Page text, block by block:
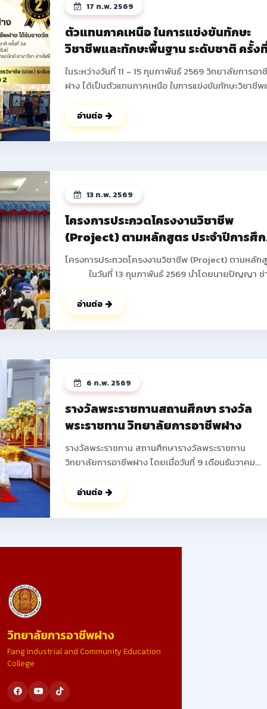
คณะผู้บริหารยังได้ร่วมบันทึกภาพกับนักเรียน นักศึกษา
ผู้ปกครองเป็นที่ระลึก ดูรูปกิจกรรมเพิ่ม
เติม >> https://drive.google.com/drive/folders/
usp=drive_link ดูรูปกิจกรรมเพิ่มเติม
>> https://photos.app.goo.gl/
17 ก.พ. 2569
ตัวแทนภาคเหนือ ในการแข่งขันทักษะ
วิชาชีพและทักษะพื้นฐาน ระดับชาติ ครั้ง
34 ประจำปีการศึกษา 2568
ในระหว่างวันที่ 11 - 15 กุมภาพันธ์ 2569 วิทยาลัยการอา
ฝาง ได้เป็นตัวแทนภาคเหนือ ในการแข่งขันทักษะวิชาชีพ
ณ จังหวัดบุรีรัมย์ โดยได้รับรางวัลกลับมาสู่รั้ววิทยาลัย
อาชีพฝาง ดังนี้ 1.ทักษะการติดตั้งไฟฟ้าและควบคุมไฟฟ้า
ระดับประกาศนียบัตรวิชาชีพ (ปวช.) ระดับชาติ ได้รับรางวัล
นายอดิศร ฐิติธรรมรัตน์ 2.ทักษะงานฝึกฝีมือเชิงสร้างสรรค์
ระดับประกาศนียบัตรวิชาชีพ (ปวช.) ระดับชาติ ได้รับรางวัล
รองชนะเลิศ อันดับ 3 มาตรฐานระดับเหรียญทองแดง นาย
ปอนด์ ปากน้อย นักเรียน ชั้น ปวช.1 สาขาวิชาช่างยนต์ ครูผู้
ควบคุม นายสงกรานต์ คำดา ดูรูปภาพเพิมเติม
>> https://www.facebook.com/share/p/
อ่านต่อ
13 ก.พ. 2569
โครงการประกวดโครงงานวิชาชีพ
(Project) ตามหลักสูตร ประจำปีการศึ
2568
โครงการประกวดโครงงานวิชาชีพ (Project) ตามหลัก
ในวันที่ 13 กุมภาพันธ์ 2569 นำโดยนายปัญญา ช่
บริหาร คณะครูทุกท่านได้ดำเนินการจัดกิจกรรมโครงกา
ประกวดโครงงานวิชาชีพ (Project) ตามหลักสูตร ภาค
เรียนที่ 2 ประจำปีการศึกษา 2568 เพื่อให้นักเรียน นักศึ
ถึงการสร้างรายได้ระหว่างเรียน เตรียมความพร้อมสู่อ
จริง ส่งเสริมให้นักเรียน นักศึกษาสามารถสร้างผลิตภั
หรือบริการที่จำหน่ายได้จริง ช่วยลดภาระครอบครัว พั
ทักษะการนำเสนอและฝึกการนำเสนอผลงานสู่สาธารณ
ดูรูปภาพเพิ่มเติม ->>
: https://www.facebook.com/photo?
อ่านต่อ
6 ก.พ. 2569
รางวัลพระราชทานสถานศึกษา รางวัล
พระราชทาน วิทยาลัยการอาชีพฝาง
รางวัลพระราชทาน สถานศึกษารางวัลพระราชทาน
วิทยาลัยการอาชีพฝาง โดยเมื่อวันที่ 9 เดือนธันวาคม
การวิทยาลัยการอาชีพฝาง ผู้แทนสถานศึกษา เข้ารับ
พระราชทานรางวัล จากพลเอก ดาว์พงษ์ รัตนสุวรรณ
องคมนตรี ผู้แทนพระองค์ ณ สาลาดุสิดาลัย สวนจิตรล
จากคณะผู้บริหาร คณะครู บุคลากรทางการศึกษา ผู้
รับคัดเลือก เป็นสถานศึกษารางวัลพระราชทาน ระดับ
อาชีวศึกษา ขนาดใหญ่ ประจำปีการศึกษา 2567 อันทรง
สร้างเยาวชนที่ดีของชาติต่อไป ดูรูปภาพเพิ่มเติม -
อ่านต่อ
วิทยาลัยการอาชีพฝาง
Fang Industrial and Community Education
College